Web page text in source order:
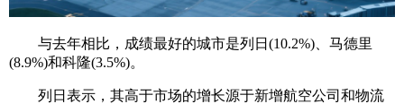
与去年相比，成绩最好的城市是列日(10.2%)、马德里
(8.9%)和科隆(3.5%)。
列日表示，其高于市场的增长源于新增航空公司和物流